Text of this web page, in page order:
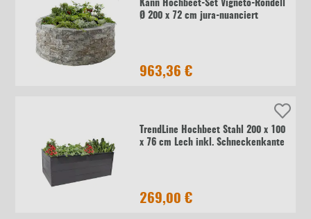
Kann Hochbeet-Set Vigneto-Rondell
Ø 200 x 72 cm jura-nuanciert
963,36 €
TrendLine Hochbeet Stahl 200 x 100
x 76 cm Lech inkl. Schneckenkante
269,00 €